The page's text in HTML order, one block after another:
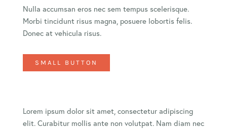
Nulla accumsan eros nec sem tempus scelerisque.
Morbi tincidunt risus magna, posuere lobortis felis.
Donec at vehicula risus.
SMALL BUTTON
Lorem ipsum dolor sit amet, consectetur adipiscing
elit. Curabitur mollis ante non volutpat. Nam diam nec